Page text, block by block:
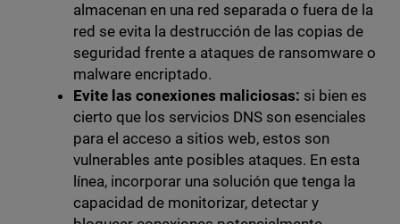
almacenan en una red separada o fuera de la
red se evita la destrucción de las copias de
seguridad frente a ataques de ransomware o
malware encriptado.
Evite las conexiones maliciosas: si bien es
cierto que los servicios DNS son esenciales
para el acceso a sitios web, estos son
vulnerables ante posibles ataques. En esta
línea, incorporar una solución que tenga la
capacidad de monitorizar, detectar y